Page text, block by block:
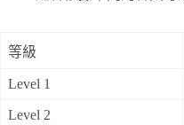
等級
Level 1
Level 2